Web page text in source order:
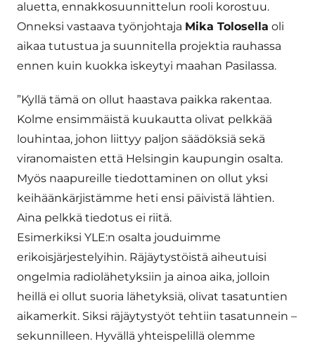
aluetta, ennakkosuunnittelun rooli korostuu.
Onneksi vastaava työnjohtaja Mika Tolosella oli
aikaa tutustua ja suunnitella projektia rauhassa
ennen kuin kuokka iskeytyi maahan Pasilassa.
”Kyllä tämä on ollut haastava paikka rakentaa.
Kolme ensimmäistä kuukautta olivat pelkkää
louhintaa, johon liittyy paljon säädöksiä sekä
viranomaisten että Helsingin kaupungin osalta.
Myös naapureille tiedottaminen on ollut yksi
keihään­­kärjistämme heti ensi päivistä lähtien.
Aina pelkkä tiedotus ei riitä.
E­­­simerkiksi YLE:n osalta jouduimme
erikoisjärjestelyihin. Räjäytystöistä aiheutuisi
ongelmia radiolähetyksiin ja ainoa aika, jolloin
heillä ei ollut suoria lähetyksiä, olivat tasatuntien
aikamerkit. Siksi räjäytystyöt tehtiin tasatunnein –
sekunnilleen. Hyvällä yhteispelillä olemme